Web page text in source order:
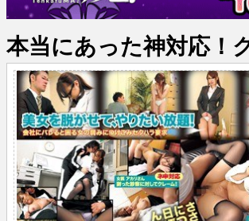
本当にあった神対応！